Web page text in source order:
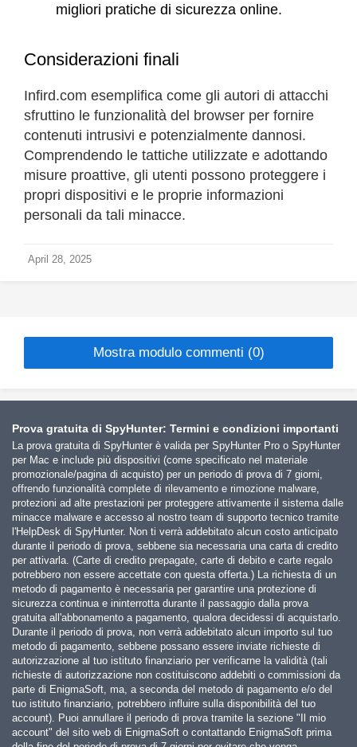
migliori pratiche di sicurezza online.
Considerazioni finali
Infird.com esemplifica come gli autori di attacchi
sfruttino le funzionalità del browser per fornire
contenuti intrusivi e potenzialmente dannosi.
Comprendendo le tattiche utilizzate e adottando
misure proattive, gli utenti possono proteggere i
propri dispositivi e le proprie informazioni
personali da tali minacce.
April 28, 2025
Mostra modulo commenti (0)
Prova gratuita di SpyHunter: Termini e condizioni importanti
La prova gratuita di SpyHunter è valida per SpyHunter Pro o SpyHunter
per Mac e include più dispositivi (come specificato nel materiale
promozionale/pagina di acquisto) per un periodo di prova di 7 giorni,
offrendo funzionalità complete di rilevamento e rimozione malware,
protezioni ad alte prestazioni per proteggere attivamente il sistema dalle
minacce malware e accesso al nostro team di supporto tecnico tramite
l'HelpDesk di SpyHunter. Non ti verrà addebitato alcun costo anticipato
durante il periodo di prova, sebbene sia necessaria una carta di credito
per attivarla. (Carte di credito prepagate, carte di debito e carte regalo
potrebbero non essere accettate con questa offerta.) La richiesta di un
metodo di pagamento è necessaria per garantire una protezione di
sicurezza continua e ininterrotta durante il passaggio dalla prova
gratuita all'abbonamento a pagamento, qualora decidessi di acquistarlo.
Durante il periodo di prova, non verrà addebitato alcun importo sul tuo
metodo di pagamento, sebbene possano essere inviate richieste di
autorizzazione al tuo istituto finanziario per verificarne la validità (tali
richieste di autorizzazione non costituiscono addebiti o commissioni da
parte di EnigmaSoft, ma, a seconda del metodo di pagamento e/o del
tuo istituto finanziario, potrebbero influire sulla disponibilità del tuo
account). Puoi annullare il periodo di prova tramite la sezione "Il mio
account" del sito web di EnigmaSoft o contattando EnigmaSoft prima